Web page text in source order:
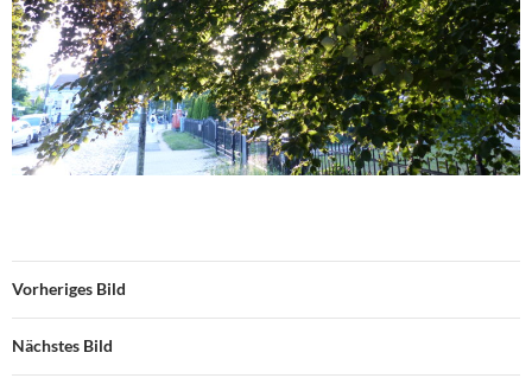
Vorheriges Bild
Nächstes Bild